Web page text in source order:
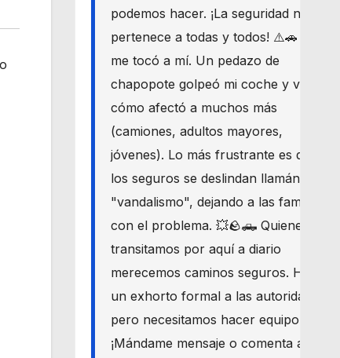
podemos hacer. ¡La seguridad nos
pertenece a todas y todos! ⚠️🚗 Hoy
me tocó a mí. Un pedazo de
chapopote golpeó mi coche y vi
cómo afectó a muchos más
(camiones, adultos mayores,
jóvenes). Lo más frustrante es que
los seguros se deslindan llamándolo
"vandalismo", dejando a las familias
con el problema. 💥🪨🛻 Quienes
transitamos por aquí a diario
merecemos caminos seguros. Haré
un exhorto formal a las autoridades,
pero necesitamos hacer equipo. 🛣️🔒
¡Mándame mensaje o comenta aquí